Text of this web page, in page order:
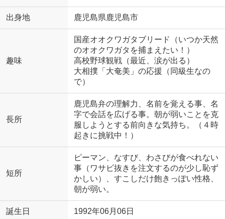
出身地 鹿児島県鹿児島市
趣味
国産オオクワガタブリード（いつか天然
のオオクワガタを捕まえたい！）
高校野球観戦（最近、涙が出る）
大相撲「大奄美」の応援（同級生なの
で）
長所
鹿児島弁の理解力、名前を覚える事、名
字で会話を広げる事。朝が弱いことを克
服しようとする前向きな気持ち。（４時
起きに挑戦中！）
短所
ピーマン、なすび、わさびが食べれない
事（ワサビ抜きを注文するのが少し恥ず
かしい）、すこしだけ飽きっぽい性格、
朝が弱い。
誕生日 1992年06月06日